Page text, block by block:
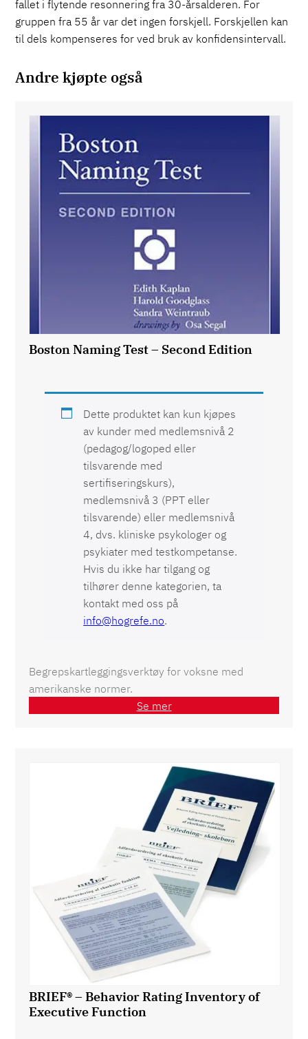
fallet i flytende resonnering fra 30-årsalderen. For
gruppen fra 55 år var det ingen forskjell. Forskjellen kan
til dels kompenseres for ved bruk av konfidensintervall.
Andre kjøpte også
Boston Naming Test – Second Edition
Dette produktet kan kun kjøpes
av kunder med medlemsnivå 2
(pedagog/logoped eller
tilsvarende med
sertifiseringskurs),
medlemsnivå 3 (PPT eller
tilsvarende) eller medlemsnivå
4, dvs. kliniske psykologer og
psykiater medtestkompetanse.
Hvis du ikke har tilgang og
tilhører denne kategorien, ta
kontakt med oss på
info@hogrefe.no.
Begrepskartleggingsverktøy for voksne med
amerikanske normer.
Se mer
BRIEF® – Behavior Rating Inventory of
Executive Function